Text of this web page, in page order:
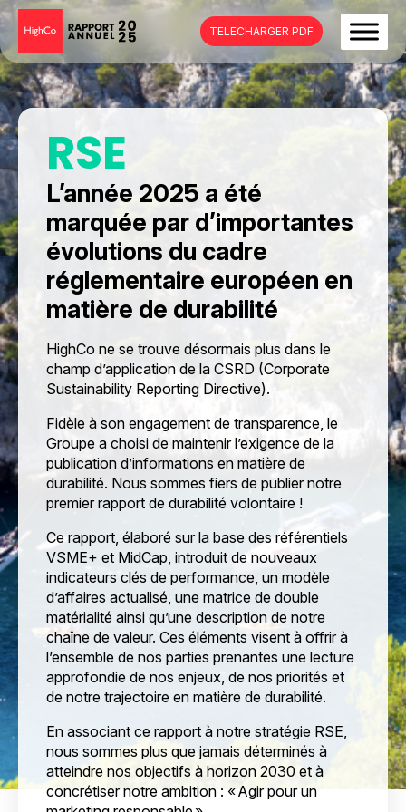
TELECHARGER PDF
RSE
L’année 2025 a été
marquée par d’importantes
évolutions du cadre
réglementaire européen en
matière de durabilité
HighCo ne se trouve désormais plus dans le
champ d’application de la CSRD (Corporate
Sustainability Reporting Directive).
Fidèle à son engagement de transparence, le
Groupe a choisi de maintenir l’exigence de la
publication d’informations en matière de
durabilité. Nous sommes fiers de publier notre
premier rapport de durabilité volontaire !
Ce rapport, élaboré sur la base des référentiels
VSME+ et MidCap, introduit de nouveaux
indicateurs clés de performance, un modèle
d’affaires actualisé, une matrice de double
matérialité ainsi qu’une description de notre
chaîne de valeur. Ces éléments visent à offrir à
l’ensemble de nos parties prenantes une lecture
approfondie de nos enjeux, de nos priorités et
de notre trajectoire en matière de durabilité.
En associant ce rapport à notre stratégie RSE,
nous sommes plus que jamais déterminés à
atteindre nos objectifs à horizon 2030 et à
concrétiser notre ambition : « Agir pour un